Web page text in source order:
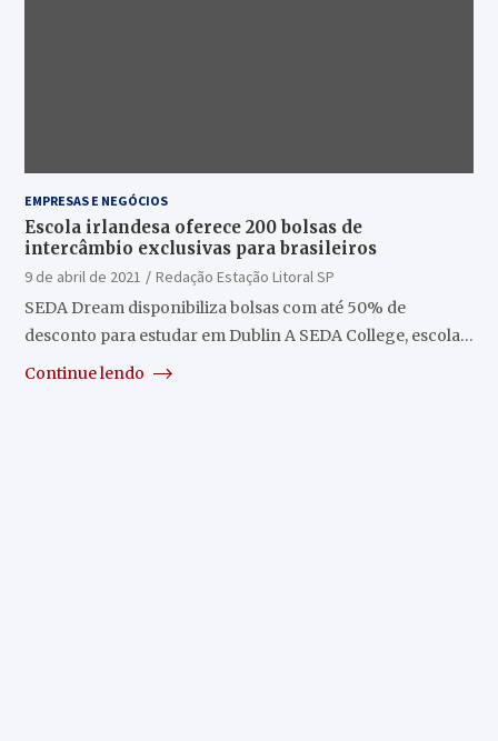
EMPRESAS E NEGÓCIOS
Escola irlandesa oferece 200 bolsas de
intercâmbio exclusivas para brasileiros
9 de abril de 2021
Redação Estação Litoral SP
SEDA Dream disponibiliza bolsas com até 50% de
desconto para estudar em Dublin A SEDA College, escola…
Continue lendo